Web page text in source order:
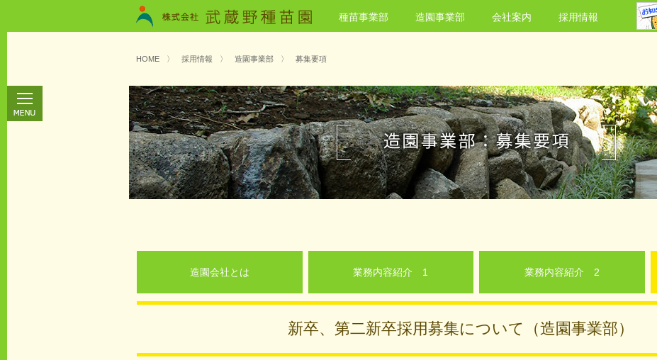
種苗事業部 造園事業部 会社案内 採用情報
HOME 〉 採用情報 〉 造園事業部 〉 募集要項
造園会社とは 業務内容紹介 1 業務内容紹介 2
新卒、第二新卒採用募集について（造園事業部）